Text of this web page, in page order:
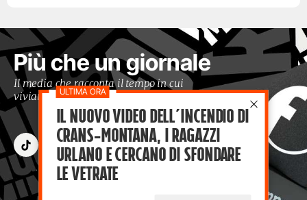
Più che un giornale
Il media che racconta il tempo in cui
viviamo con occhi moderni
Il nuovo video dell’incendio di
Crans-Montana, i ragazzi
Urlano e cercano di sfondare
le vetrate